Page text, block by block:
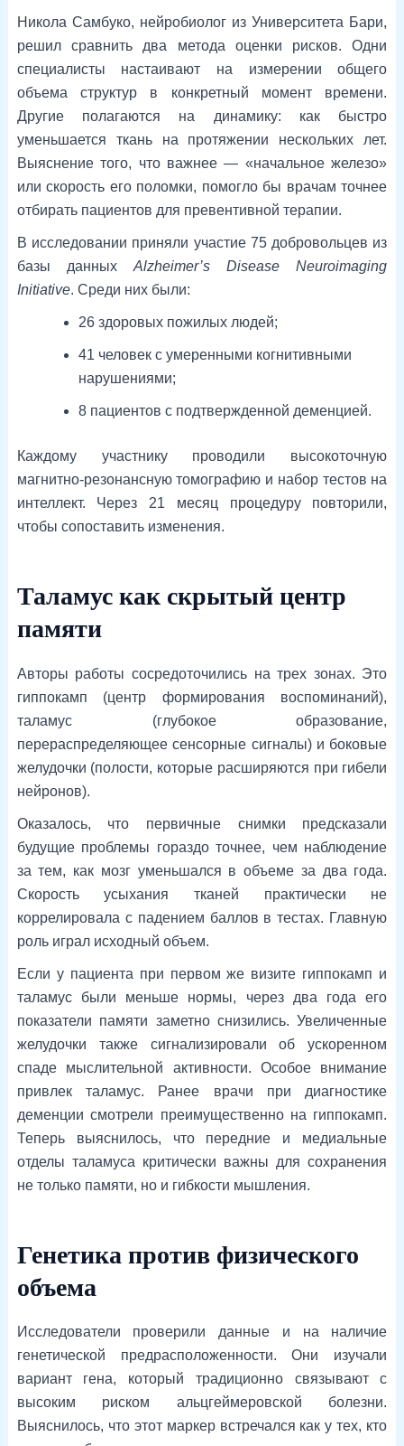
Никола Самбуко, нейробиолог из Университета Бари,
решил сравнить два метода оценки рисков. Одни
специалисты настаивают на измерении общего
объема структур в конкретный момент времени.
Другие полагаются на динамику: как быстро
уменьшается ткань на протяжении нескольких лет.
Выяснение того, что важнее — «начальное железо»
или скорость его поломки, помогло бы врачам точнее
отбирать пациентов для превентивной терапии.
В исследовании приняли участие 75 добровольцев из
базы данных Alzheimer’s Disease Neuroimaging
Initiative. Среди них были:
26 здоровых пожилых людей;
41 человек с умеренными когнитивными
нарушениями;
8 пациентов с подтвержденной деменцией.
Каждому участнику проводили высокоточную
магнитно-резонансную томографию и набор тестов на
интеллект. Через 21 месяц процедуру повторили,
чтобы сопоставить изменения.
Таламус как скрытый центр
памяти
Авторы работы сосредоточились на трех зонах. Это
гиппокамп (центр формирования воспоминаний),
таламус (глубокое образование,
перераспределяющее сенсорные сигналы) и боковые
желудочки (полости, которые расширяются при гибели
нейронов).
Оказалось, что первичные снимки предсказали
будущие проблемы гораздо точнее, чем наблюдение
за тем, как мозг уменьшался в объеме за два года.
Скорость усыхания тканей практически не
коррелировала с падением баллов в тестах. Главную
роль играл исходный объем.
Если у пациента при первом же визите гиппокамп и
таламус были меньше нормы, через два года его
показатели памяти заметно снизились. Увеличенные
желудочки также сигнализировали об ускоренном
спаде мыслительной активности. Особое внимание
привлек таламус. Ранее врачи при диагностике
деменции смотрели преимущественно на гиппокамп.
Теперь выяснилось, что передние и медиальные
отделы таламуса критически важны для сохранения
не только памяти, но и гибкости мышления.
Генетика против физического
объема
Исследователи проверили данные и на наличие
генетической предрасположенности. Они изучали
вариант гена, который традиционно связывают с
высоким риском альцгеймеровской болезни.
Выяснилось, что этот маркер встречался как у тех, кто